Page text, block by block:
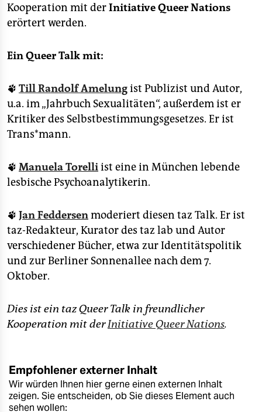
Kooperation mit derInitiative Queer Nations
erörtert werden.
Ein Queer Talk mit:
🐾 Till Randolf Amelungist Publizist und Autor,
u.a. im „Jahrbuch Sexualitäten“, außerdem ist er
Kritiker des Selbstbestimmungsgesetzes. Er ist
Trans*mann.
🐾 Manuela Torelliist eine in München lebende
lesbische Psychoanalytikerin.
🐾 Jan Feddersenmoderiert diesen taz Talk. Er ist
taz-Redakteur, Kurator des taz lab und Autor
verschiedener Bücher, etwa zur Identitätspolitik
und zur Berliner Sonnenallee nach dem 7.
Oktober.
Dies ist ein taz Queer Talk in freundlicher
Kooperation mit derInitiative Queer Nations.
Empfohlener externer Inhalt
Wir würden Ihnen hier gerne einen externen Inhalt
zeigen. Sie entscheiden, ob Sie dieses Element auch
sehen wollen: